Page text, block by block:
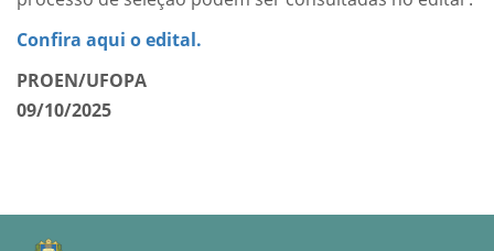
Confira aqui o edital.
PROEN/UFOPA
09/10/2025